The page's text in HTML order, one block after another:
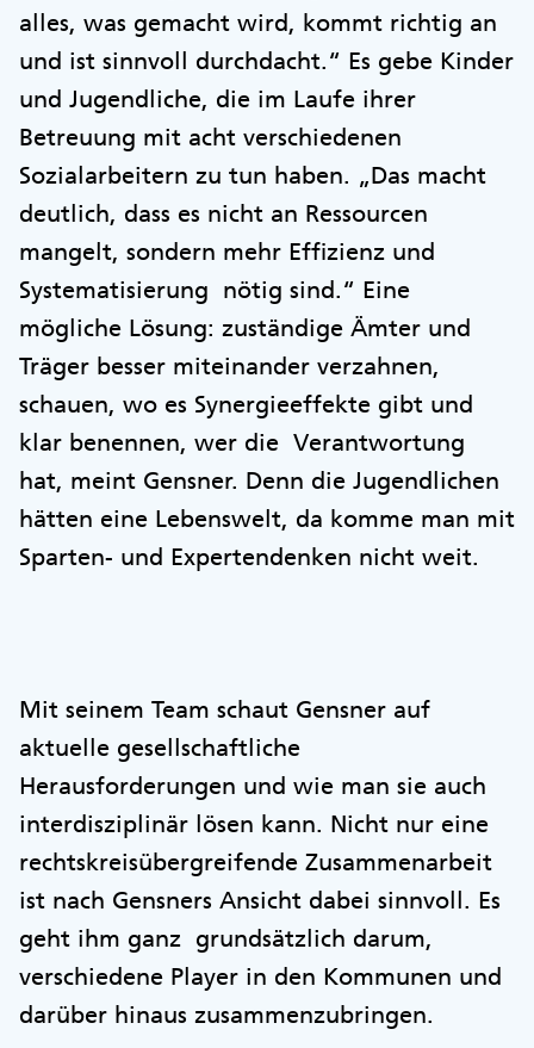
alles, was gemacht wird, kommt richtig an
und ist sinnvoll durchdacht.“ Es gebe Kinder
und Jugendliche, die im Laufe ihrer
Betreuung mit acht verschiedenen
Sozialarbeitern zu tun haben. „Das macht
deutlich, dass es nicht an Ressourcen
mangelt, sondern mehr Effizienz und
Systematisierung nötig sind.“ Eine
mögliche Lösung: zuständige Ämter und
Träger besser miteinander verzahnen,
schauen, wo es Synergieeffekte gibt und
klar benennen, wer die Verantwortung
hat, meint Gensner. Denn die Jugendlichen
hätten eine Lebenswelt, da komme man mit
Sparten- und Expertendenken nicht weit.
Mit seinem Team schaut Gensner auf
aktuelle gesellschaftliche
Herausforderungen und wie man sie auch
interdisziplinär lösen kann. Nicht nur eine
rechtskreisübergreifende Zusammenarbeit
ist nach Gensners Ansicht dabei sinnvoll. Es
geht ihm ganz grundsätzlich darum,
verschiedene Player in den Kommunen und
darüber hinaus zusammenzubringen.